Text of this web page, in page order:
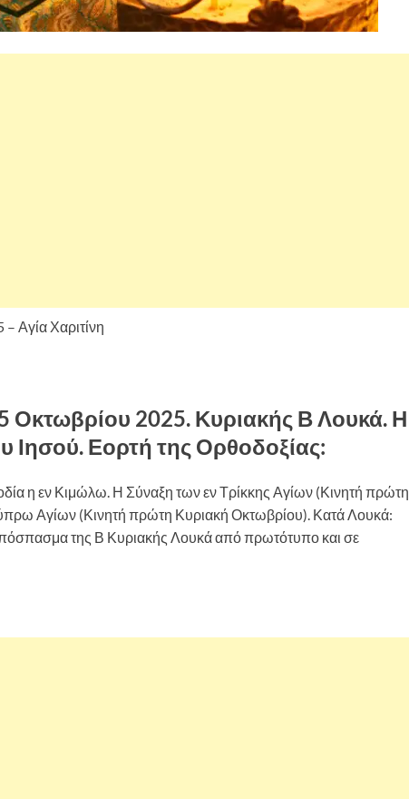
Αγία Χαριτίνη
Οκτωβρίου 2025. Κυριακής Β Λουκά. Η
Ιησού. Εορτή της Ορθοδοξίας:
η εν Κιμώλω. Η Σύναξη των εν Τρίκκης Αγίων (Κινητή πρώτη
Αγίων (Κινητή πρώτη Κυριακή Οκτωβρίου). Κατά Λουκά:
της Β Κυριακής Λουκά από πρωτότυπο και σε